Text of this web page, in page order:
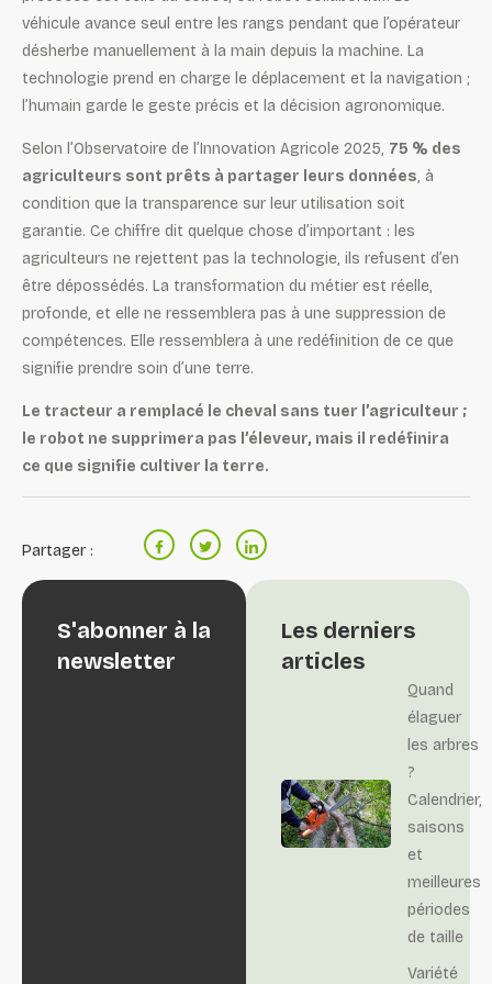
véhicule avance seul entre les rangs pendant que l’opérateur
désherbe manuellement à la main depuis la machine. La
technologie prend en charge le déplacement et la navigation ;
l’humain garde le geste précis et la décision agronomique.
Selon l’Observatoire de l’Innovation Agricole 2025, 75 % des
agriculteurs sont prêts à partager leurs données, à
condition que la transparence sur leur utilisation soit
garantie. Ce chiffre dit quelque chose d’important : les
agriculteurs ne rejettent pas la technologie, ils refusent d’en
être dépossédés. La transformation du métier est réelle,
profonde, et elle ne ressemblera pas à une suppression de
compétences. Elle ressemblera à une redéfinition de ce que
signifie prendre soin d’une terre.
Le tracteur a remplacé le cheval sans tuer l’agriculteur ;
le robot ne supprimera pas l’éleveur, mais il redéfinira
ce que signifie cultiver la terre.
Partager :
Les derniers
articles
Quand
élaguer
les arbres
?
Calendrier,
saisons
et
meilleures
périodes
de taille
Variété
S'abonner à la
newsletter